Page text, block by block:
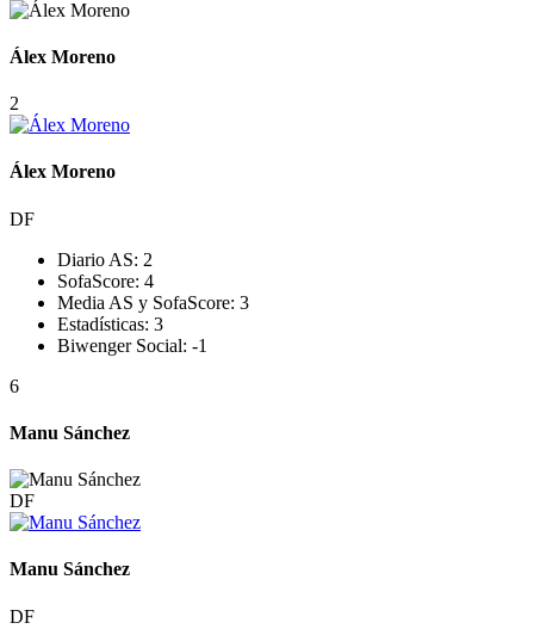
Álex Moreno
2
Álex Moreno
DF
Diario AS: 2
SofaScore: 4
Media AS y SofaScore: 3
Estadísticas: 3
Biwenger Social: -1
6
Manu Sánchez
DF
Manu Sánchez
DF